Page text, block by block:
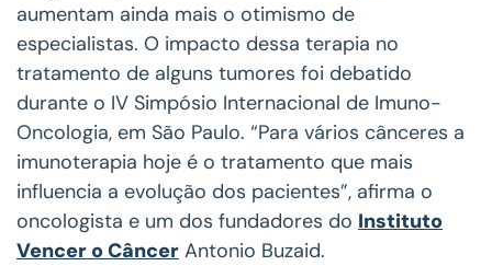
aumentam ainda mais o otimismo de
especialistas. O impacto dessa terapia no
tratamento de alguns tumores foi debatido
durante o IV Simpósio Internacional de Imuno-
Oncologia, em São Paulo. “Para vários cânceres a
imunoterapia hoje é o tratamento que mais
influencia a evolução dos pacientes”, afirma o
oncologista e um dos fundadores do Instituto
Vencer o Câncer Antonio Buzaid.